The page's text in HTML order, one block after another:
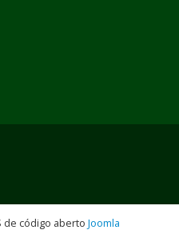
de código aberto Joomla